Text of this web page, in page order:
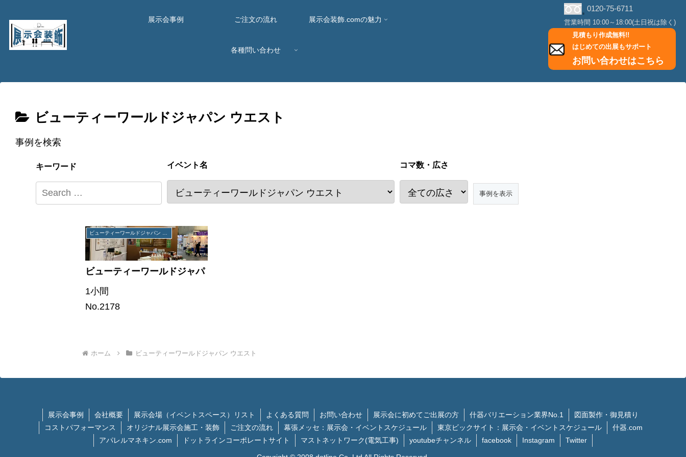
展示会事例 ご注文の流れ 展示会装飾.comの魅力
各種問い合わせ
0120-75-6711
営業時間 10:00～18:00(土日祝は除く)
見積もり作成無料!!
はじめての出展もサポート
お問い合わせはこちら
ビューティーワールドジャパン ウエスト
事例を検索
キーワード イベント名 コマ数・広さ
ビューティーワールドジャパ
ン ウエスト
1小間
No.2178
ホーム ビューティーワールドジャパン ウエスト
展示会事例 会社概要 展示会場（イベントスペース）リスト よくある質問 お問い合わせ 展示会に初めてご出展の方 什器バリエーション業界No.1
図面製作・御見積り
コストパフォーマンス
オリジナル展示会施工・装飾 ご注文の流れ 幕張メッセ：展示会・イベントスケジュール 東京ビックサイト：展示会・イベントスケジュール
什器.com
アパレルマネキン.com
ドットラインコーポレートサイト マストネットワーク(電気工事) youtubeチャンネル facebook Instagram Twitter